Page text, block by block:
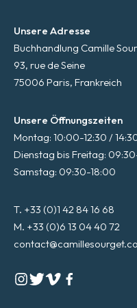
Unsere Adresse
Buchhandlung Camille
93, rue de Seine
75006 Paris, Frankreich
Unsere Öffnungszeiten
Montag: 10:00-12:30 /
Dienstag bis Freitag:
Samstag: 09:30-18:00
T. +33 (0)1 42 84 16 68
M. +33 (0)6 13 04 40 72